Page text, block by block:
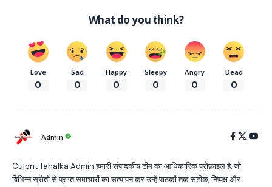
What do you think?
Love
0
Sad
0
Happy
0
Sleepy
0
Angry
0
Dead
0
Admin
Culprit Tahalka Admin हमारी संपादकीय टीम का आधिकारिक प्रोफ़ाइल है, जो
विभिन्न स्रोतों से प्राप्त समाचारों का सत्यापन कर उन्हें पाठकों तक सटीक, निष्पक्ष और